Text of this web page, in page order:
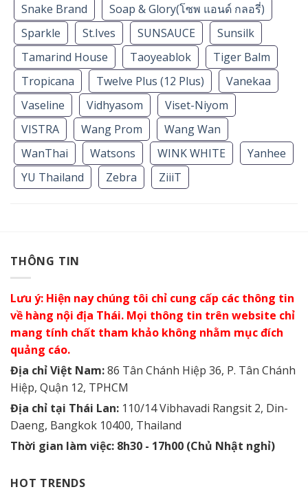
Snake Brand
Soap & Glory(โซพ แอนด์ กลอรี่)
Sparkle
St.Ives SUNSAUCE
Sunsilk
Tamarind House
Taoyeablok
Tiger Balm
Tropicana
Twelve Plus (12 Plus)
Vanekaa
Vaseline
Vidhyasom
Viset-Niyom
VISTRA
Wang Prom
Wang Wan
WanThai
Watsons WINK WHITE
Yanhee
YU Thailand
Zebra ZiiiT
THÔNG TIN
Lưu ý: Hiện nay chúng tôi chỉ cung cấp các thông tin
về hàng nội địa Thái. Mọi thông tin trên website chỉ
mang tính chất tham khảo không nhằm mục đích
quảng cáo.
Địa chỉ Việt Nam:86 Tân Chánh Hiệp 36, P. Tân Chánh
Hiệp, Quận 12, TPHCM
Địa chỉ tại Thái Lan: 110/14 Vibhavadi Rangsit 2, Din-
Daeng, Bangkok 10400, Thailand
Thời gian làm việc: 8h30 - 17h00 (Chủ Nhật nghỉ)
HOT TRENDS